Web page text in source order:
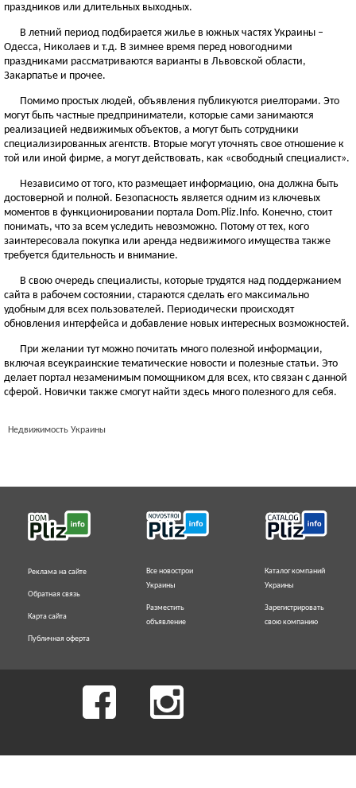
праздников или длительных выходных.
В летний период подбирается жилье в южных частях Украины –
Одесса, Николаев и т.д. В зимнее время перед новогодними
праздниками рассматриваются варианты в Львовской области,
Закарпатье и прочее.
Помимо простых людей, объявления публикуются риелторами. Это
могут быть частные предприниматели, которые сами занимаются
реализацией недвижимых объектов, а могут быть сотрудники
специализированных агентств. Вторые могут уточнять свое отношение к
той или иной фирме, а могут действовать, как «свободный специалист».
Независимо от того, кто размещает информацию, она должна быть
достоверной и полной. Безопасность является одним из ключевых
моментов в функционировании портала Dom.Pliz.Info. Конечно, стоит
понимать, что за всем уследить невозможно. Потому от тех, кого
заинтересовала покупка или аренда недвижимого имущества также
требуется бдительность и внимание.
В свою очередь специалисты, которые трудятся над поддержанием
сайта в рабочем состоянии, стараются сделать его максимально
удобным для всех пользователей. Периодически происходят
обновления интерфейса и добавление новых интересных возможностей.
При желании тут можно почитать много полезной информации,
включая всеукраинские тематические новости и полезные статьи. Это
делает портал незаменимым помощником для всех, кто связан с данной
сферой. Новички также смогут найти здесь много полезного для себя.
Недвижимость Украины
Реклама на сайте
Обратная связь
Карта сайта
Публичная оферта
Все новострои
Украины
Разместить
объявление
Каталог компаний
Украины
Зарегистрировать
свою компанию